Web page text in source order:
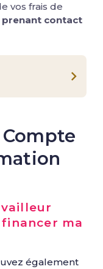
vos frais de
prenant contact
ma
également